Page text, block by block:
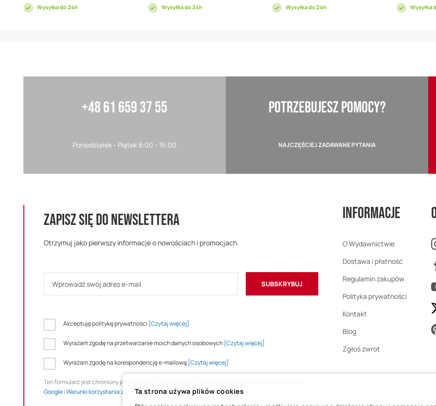
Wysyłka do 24h Wysyłka do 24h Wysyłka do 24h Wysyłka
+48 61 659 37 55
Poniedziałek - Piątek 8:00 - 16:00
POTRZEBUJESZ POMOCY?
NAJCZĘŚCIEJ ZADAWANE PYTANIA
ZAPISZ SIĘ DO NEWSLETTERA
Otrzymuj jako pierwszy informacje o nowościach i promocjach.
SUBSKRYBUJ
Akceptuję politykę prywatności [Czytaj więcej]
Wyrażam zgodę na przetwarzanie moich danych osobowych[Czytaj więcej]
Wyrażam zgodę na korespondencję e-mailową [Czytaj więcej]
Ten formularz jest chroniony przez reCAPTCHA i Google - zastosowanie mają
GoogleiWarunki korzystania z usługi
Informacje
O Wydawnictwie
Dostawa i płatność
Regulamin zakupów
Polityka prywatności
Kontakt
Blog
Zgłoś zwrot
Ta strona używa plików cookies